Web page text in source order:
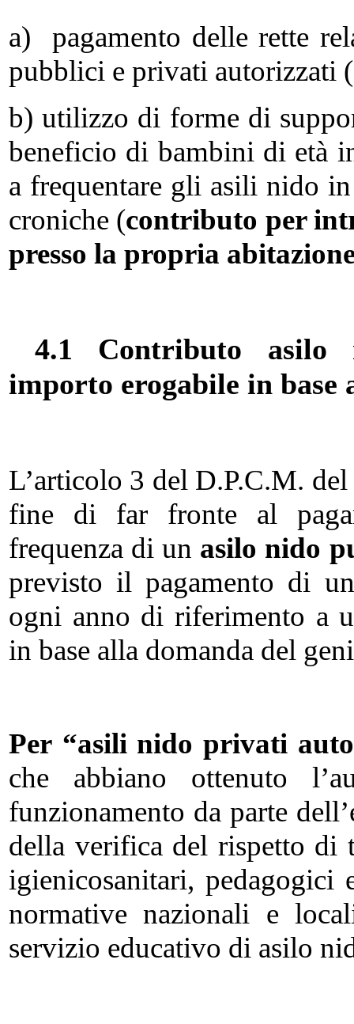
a) pagamento delle rette
pubblici e privati autorizzati (
b) utilizzo di forme di
beneficio di bambini di età
a frequentare gli asili nido
croniche (contributo per
presso la propria
4.1 Contributo asilo
importo erogabile in
L’articolo 3 del D.P.C.M.
fine di far fronte al
frequenza di un asilo nido
previsto il pagamento di
ogni anno di riferimento a
in base alla domanda del
Per “asili nido privati
che abbiano ottenuto
funzionamento da parte
della verifica del rispetto di
igienicosanitari,
normative nazionali e
servizio educativo di asilo